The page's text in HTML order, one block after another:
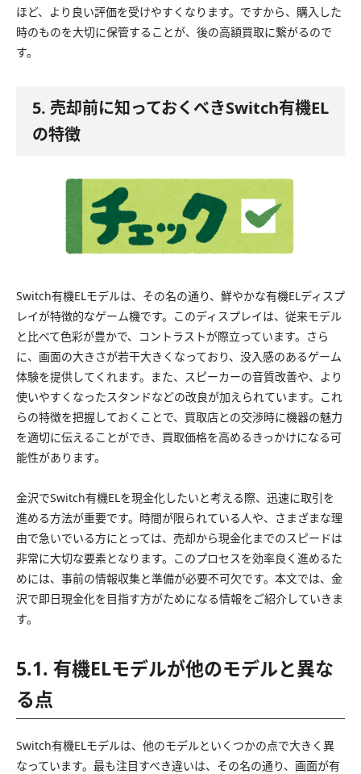
ほど、より良い評価を受けやすくなります。ですから、購入した
時のものを大切に保管することが、後の高額買取に繋がるので
す。
5. 売却前に知っておくべきSwitch有機EL
の特徴
Switch有機ELモデルは、その名の通り、鮮やかな有機ELディスプ
レイが特徴的なゲーム機です。このディスプレイは、従来モデル
と比べて色彩が豊かで、コントラストが際立っています。さら
に、画面の大きさが若干大きくなっており、没入感のあるゲーム
体験を提供してくれます。また、スピーカーの音質改善や、より
使いやすくなったスタンドなどの改良が加えられています。これ
らの特徴を把握しておくことで、買取店との交渉時に機器の魅力
を適切に伝えることができ、買取価格を高めるきっかけになる可
能性があります。
金沢でSwitch有機ELを現金化したいと考える際、迅速に取引を
進める方法が重要です。時間が限られている人や、さまざまな理
由で急いでいる方にとっては、売却から現金化までのスピードは
非常に大切な要素となります。このプロセスを効率良く進めるた
めには、事前の情報収集と準備が必要不可欠です。本文では、金
沢で即日現金化を目指す方がためになる情報をご紹介していきま
す。
5.1. 有機ELモデルが他のモデルと異な
る点
Switch有機ELモデルは、他のモデルといくつかの点で大きく異
なっています。最も注目すべき違いは、その名の通り、画面が有